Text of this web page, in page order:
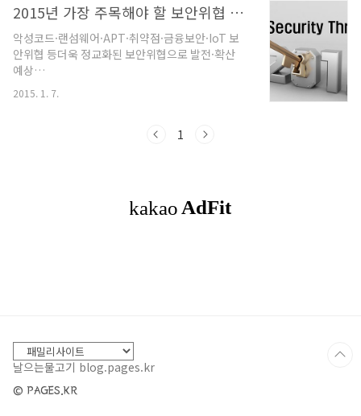
되도록 보안에 대해서 시장의 자율성을 높여주되,
대신 책임은 엄격하게 묻겠다는 뜻이다. 금감원이
이와 같은 정보보호 정책 방향을 정한 것은 최근 정
보보호에 대한 인식이 바뀌고 있다는 점이 반영됐
다. 지금까지는 보안을 '비용'이라고 생각하는 경우
가 많았다. 하지만 각종 보안사고를 겪으면서 더 이
2015년 가장 주목해야 할 보안위협 5가지
악성코드·랜섬웨어·APT·취약점·금융보안·IoT 보
안위협 등더욱 정교화된 보안위협으로 발전·확산
예상
idx=44994 ▲ 지난해 기승을 부렸던 보안위협들은
발전·확산될 것으로 예상된다. 보안위협 하나. 악성
들어 스피어피싱(Spear Phishing) 이메일을 연말
에는 송년회 모임 안내로, 연초에는 새해인사로, 해
2015. 1. 7.
1
날으는물고기 blog.pages.kr
© PAGES.KR